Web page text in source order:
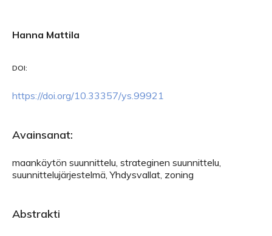
Hanna Mattila
DOI:
https://doi.org/10.33357/ys.99921
Avainsanat:
maankäytön suunnittelu, strateginen suunnittelu,
suunnittelujärjestelmä, Yhdysvallat, zoning
Abstrakti